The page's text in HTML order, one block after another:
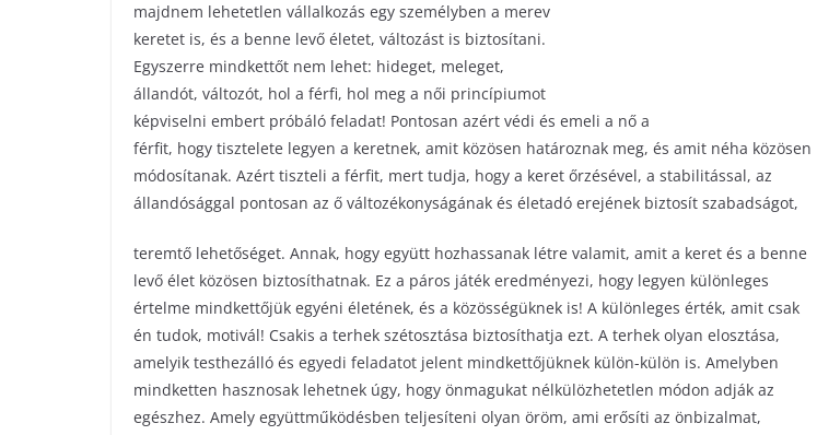
majdnem lehetetlen vállalkozás egy személyben a merev
keretet is, és a benne levő életet, változást is biztosítani.
Egyszerre mindkettőt nem lehet: hideget, meleget,
állandót, változót, hol a férfi, hol meg a női princípiumot
képviselni embert próbáló feladat! Pontosan azért védi és emeli a nő a
férfit, hogy tisztelete legyen a keretnek, amit közösen határoznak meg, és amit néha közösen
módosítanak. Azért tiszteli a férfit, mert tudja, hogy a keret őrzésével, a stabilitással, az
állandósággal pontosan az ő változékonyságának és életadó erejének biztosít szabadságot,
teremtő lehetőséget. Annak, hogy együtt hozhassanak létre valamit, amit a keret és a benne
levő élet közösen biztosíthatnak. Ez a páros játék eredményezi, hogy legyen különleges
értelme mindkettőjük egyéni életének, és a közösségüknek is! A különleges érték, amit csak
én tudok, motivál! Csakis a terhek szétosztása biztosíthatja ezt. A terhek olyan elosztása,
amelyik testhezálló és egyedi feladatot jelent mindkettőjüknek külön-külön is. Amelyben
mindketten hasznosak lehetnek úgy, hogy önmagukat nélkülözhetetlen módon adják az
egészhez. Amely együttműködésben teljesíteni olyan öröm, ami erősíti az önbizalmat,